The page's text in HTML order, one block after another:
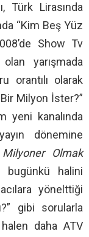
Türk Lirasında
“Kim Beş Yüz
Show Tv
yarışmada
orantılı olarak
Milyon İster?”
yeni kanalında
dönemine
Milyoner Olmak
bugünkü halini
yönelttiği
gibi sorularla
daha ATV